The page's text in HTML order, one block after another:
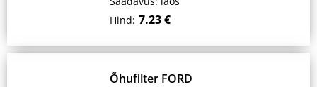
Hind: 7.23 €
Õhufilter FORD